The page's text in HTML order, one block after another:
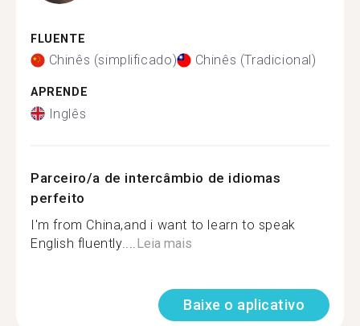
FLUENTE
Chinês (simplificado) Chinês (Tradicional)
APRENDE
Inglês
Parceiro/a de intercâmbio de idiomas
perfeito
I'm from China,and i want to learn to speak
English fluently.... Leia mais
Baixe o aplicativo